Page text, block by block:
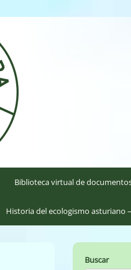
Biblioteca virtual de
Historia del ecologismo asturiano
Buscar